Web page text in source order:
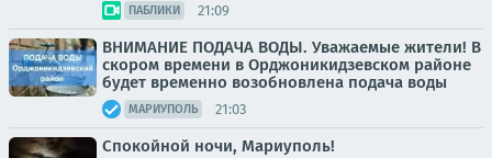
ПАБЛИКИ 21:09
ВНИМАНИЕ ПОДАЧА ВОДЫ. Уважаемые жители! В
скором времени в Орджоникидзевском районе
будет временно возобновлена подача воды
МАРИУПОЛЬ 21:03
Спокойной ночи, Мариуполь!